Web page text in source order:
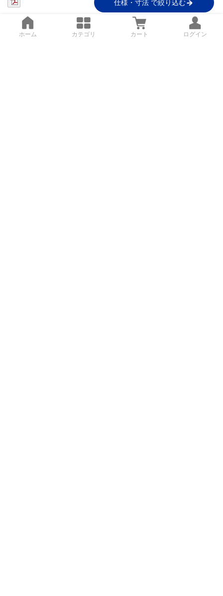
仕様・寸法 で絞り込む
ホーム カテゴリ カート ログイン